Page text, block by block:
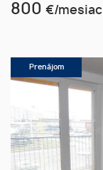
800 €/mesiac
Prenájom